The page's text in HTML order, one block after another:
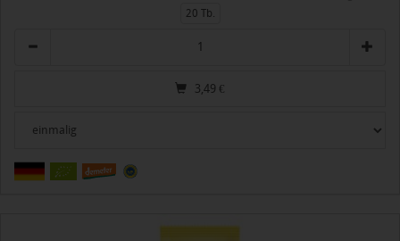
20 Tb.
3,49 €